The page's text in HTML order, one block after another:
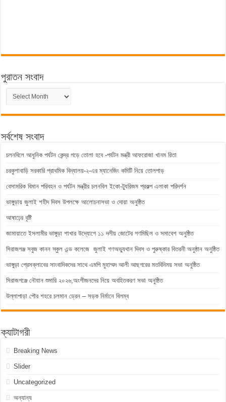
পুরাতন সংবাদ
পুরাতন
সংবাদ
সর্বশেষ সংবাদ
চলনবিলে আধুনিক পর্যটন কেন্দ্র গড়ে তোলা হবে -পর্যটন মন্ত্রী আফরোজা খানম রিতা
চরকুশাবাড়ি সরকারি প্রাথমিক বিদ্যালয়-২-এর ম্যানেজিং কমিটি নিয়ে তোলপাড়
বেসামরিক বিমান পরিবহন ও পর্যটন মন্ত্রীর চলনবিল ইকো-ট্যুরিজম প্রকল্প এলাকা পরিদর্শন
ভাঙ্গুড়ায় জুলাই শহীদ দিবস উপলক্ষে আলোচনাসভা ও দোয়া অনুষ্ঠিত
আষাঢ়ের বৃষ্টি
জামায়াতে ইসলামীর ভাঙ্গুড়া শাখার উদ্যোগে ১১ দলীয় জোটের গণমিছিল ও সমাবেশ অনুষ্ঠিত
সিরাজগঞ্জ সবুজ কানন স্কুল এন্ড কলেজে জুলাই গণঅভ্যুথান দিবস ও পুরুষ্কার বিতরনী অনুষ্ঠান অনুষ্ঠিত
ভাঙ্গুড়া প্রেসক্লাবের সাংবাদিকদের সাথে এমপি মুহাম্মদ আলী আছগরের মতবিনিময় সভা অনুষ্ঠিত
সিরাজগঞ্জে নৌযান শুমারি ২০২৬,অংশীজনদের নিয়ে অবহিতকরণ সভা অনুষ্ঠিত
উল্লাপাড়া পৌর শহরে চলমান ড্রেন – সড়ক নির্মানে বিলম্ব
ক্যাটাগরী
Breaking News
Slider
Uncategorized
অন্যান্য